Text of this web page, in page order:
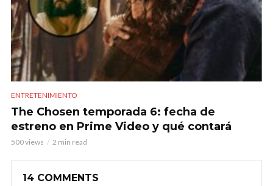
ENTRETENIMIENTO
The Chosen temporada 6: fecha de
estreno en Prime Video y qué contará
500 views 2 min read
14 COMMENTS